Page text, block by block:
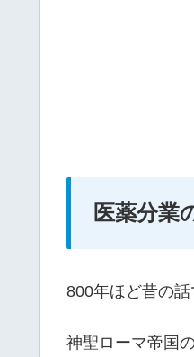
医薬分業
800年ほど昔の話
神聖ローマ帝国